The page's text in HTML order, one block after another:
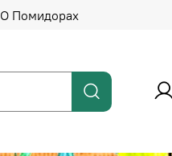
О Помидорах